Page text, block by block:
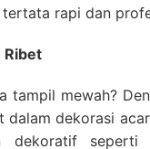
rapi dan
Ribet
tampil mewah?
dalam dekorasi
dekoratif